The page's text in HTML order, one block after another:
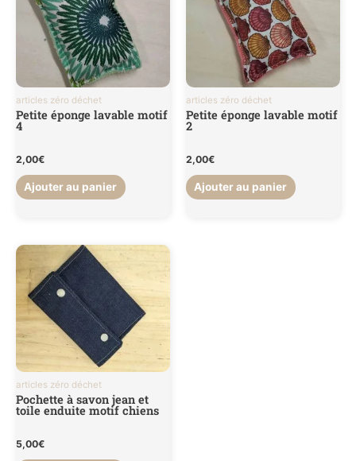
articles zéro déchet
Petite éponge lavable motif
4
2,00€
Ajouter au panier
articles zéro déchet
Petite éponge lavable motif
2
2,00€
Ajouter au panier
articles zéro déchet
Pochette à savon jean et
toile enduite motif chiens
5,00€